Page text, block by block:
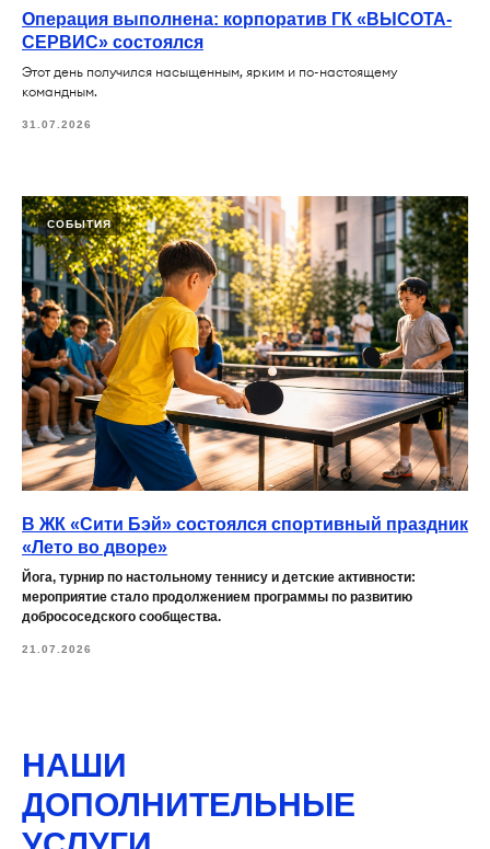
Операция выполнена: корпоратив ГК «ВЫСОТА-
СЕРВИС» состоялся
Этот день получился насыщенным, ярким и по-настоящему
командным.
31.07.2026
СОБЫТИЯ
В ЖК «Сити Бэй» состоялся спортивный праздник
«Лето во дворе»
Йога, турнир по настольному теннису и детские активности:
мероприятие стало продолжением программы по развитию
добрососедского сообщества.
21.07.2026
НАШИ
ДОПОЛНИТЕЛЬНЫЕ